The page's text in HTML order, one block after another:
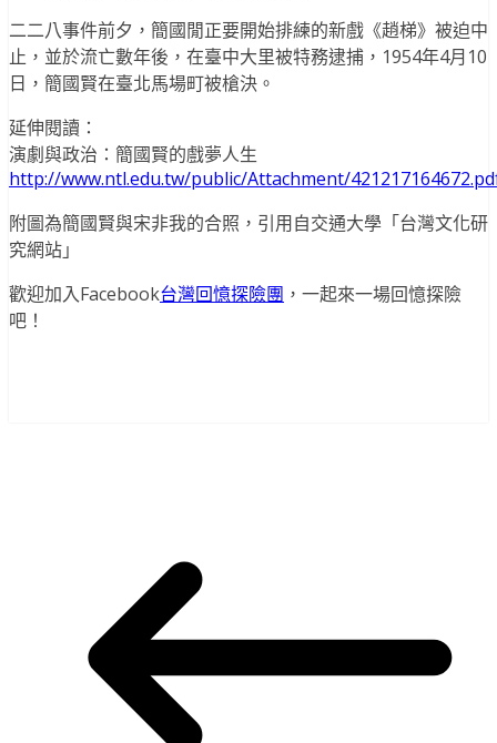
二二八事件前夕，簡國閒正要開始排練的新戲《趙梯》被迫中
止，並於流亡數年後，在臺中大里被特務逮捕，1954年4月10
日，簡國賢在臺北馬場町被槍決。
延伸閱讀：
演劇與政治：簡國賢的戲夢人生
http://www.ntl.edu.tw/public/Attachment/
附圖為簡國賢與宋非我的合照，引用自交通大學「台灣文化研
究網站」
歡迎加入Facebook台灣回憶探險團 ，一起來一場回憶探險
吧！